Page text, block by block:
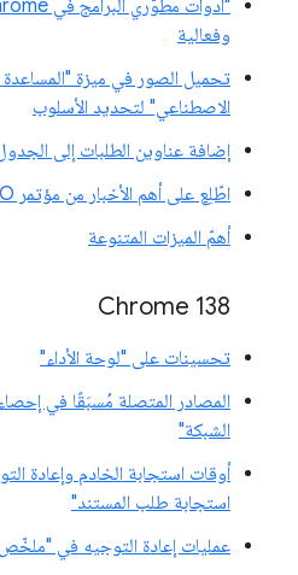
وفعالية
تحميل الصور في ميزة "المساعدة
الاصطناعي" لتحديد الأسلوب
إضافة عناوين الطلبات إلى
اطّلِع على أهم الأخبار من مؤتمر Google I/O لعام 2025
أهمّ الميزات المتنوعة
‫Chrome 138
تحسينات على "لوحة الأداء"
المصادر المتصلة مُسبَقًا في
الشبكة"
أوقات استجابة الخادم وإعادة
استجابة طلب المستند"
عمليات إعادة التوجيه في